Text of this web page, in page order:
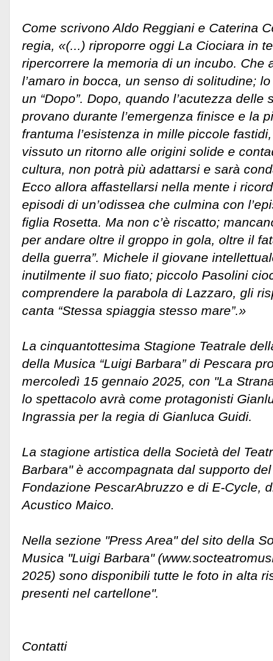
Come scrivono Aldo Reggiani e Caterina
regia, «(...) riproporre oggi La Ciociara in
ripercorrere la memoria di un incubo. Che
l’amaro in bocca, un senso di solitudine;
un “Dopo”. Dopo, quando l’acutezza delle
provano durante l’emergenza finisce e la
frantuma l’esistenza in mille piccole
vissuto un ritorno alle origini solide e
cultura, non potrà più adattarsi e sarà
Ecco allora affastellarsi nella mente i
episodi di un’odissea che culmina con
figlia Rosetta. Ma non c’è riscatto;
per andare oltre il groppo in gola, oltre il
della guerra”. Michele il giovane
inutilmente il suo fiato; piccolo Pasolini
comprendere la parabola di Lazzaro, gli
canta “Stessa spiaggia stesso mare”.»
La cinquantottesima Stagione Teatrale
della Musica “Luigi Barbara” di Pescara
mercoledì 15 gennaio 2025, con "La
lo spettacolo avrà come protagonisti
Ingrassia per la regia di Gianluca Guidi.
La stagione artistica della Società del
Barbara" è accompagnata dal supporto
Fondazione PescarAbruzzo e di E-Cycle,
Acustico Maico.
Nella sezione "Press Area" del sito della
Musica "Luigi Barbara"
2025) sono disponibili tutte le foto in alta
presenti nel cartellone".
Contatti